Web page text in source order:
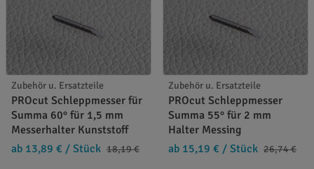
Zubehör u. Ersatzteile
PROcut Schleppmesser für
Summa 60° für 1,5 mm
Messerhalter Kunststoff
ab 13,89 € / Stück 18,19 €
Zubehör u. Ersatzteile
PROcut Schleppmesser
Summa 55° für 2 mm
Halter Messing
ab 15,19 € / Stück 26,74 €